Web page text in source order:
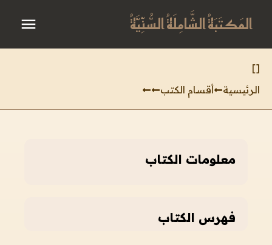
المَكتَبَةُ الشَّامِلَةُ السُّنِّيَّةُ
[
]
الرئيسية
أقسام الكتب
معلومات الكتاب
فهرس الكتاب